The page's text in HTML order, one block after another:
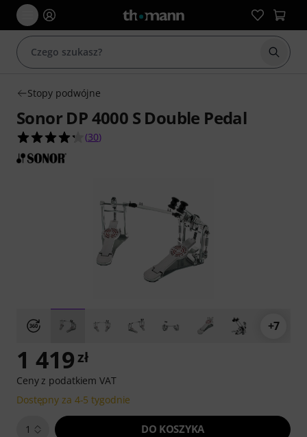
Stopy podwójne
Sonor DP 4000 S Double Pedal
4.3 na 5 gwiazdek z 30 ocen klientów
(30)
+7
1 419zł
Ceny z podatkiem VAT
Dostępny za 4-5 tygodnie
1 DO KOSZYKA